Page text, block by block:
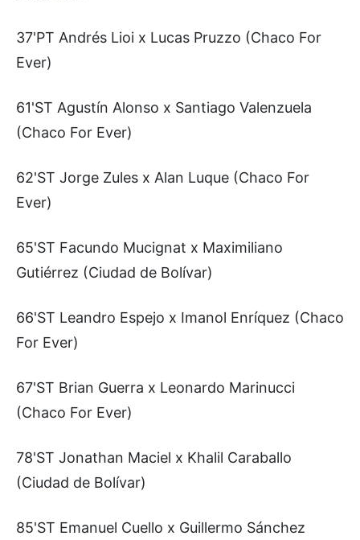
37'PT Andrés Lioi x Lucas Pruzzo (Chaco For
Ever)
61'ST Agustín Alonso x Santiago Valenzuela
(Chaco For Ever)
62'ST Jorge Zules x Alan Luque (Chaco For
Ever)
65'ST Facundo Mucignat x Maximiliano
Gutiérrez (Ciudad de Bolívar)
66'ST Leandro Espejo x Imanol Enríquez (Chaco
For Ever)
67'ST Brian Guerra x Leonardo Marinucci
(Chaco For Ever)
78'ST Jonathan Maciel x Khalil Caraballo
(Ciudad de Bolívar)
85'ST Emanuel Cuello x Guillermo Sánchez